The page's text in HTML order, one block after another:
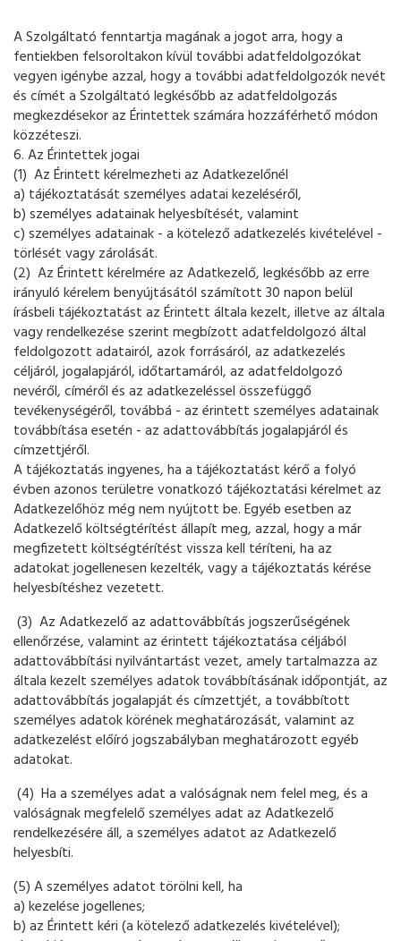
A Szolgáltató fenntartja magának a jogot arra, hogy a
fentiekben felsoroltakon kívül további adatfeldolgozókat
vegyen igénybe azzal, hogy a további adatfeldolgozók nevét
és címét a Szolgáltató legkésőbb az adatfeldolgozás
megkezdésekor az Érintettek számára hozzáférhető módon
közzéteszi.
6. Az Érintettek jogai
(1) Az Érintett kérelmezheti az Adatkezelőnél
a) tájékoztatását személyes adatai kezeléséről,
b) személyes adatainak helyesbítését, valamint
c) személyes adatainak - a kötelező adatkezelés kivételével -
törlését vagy zárolását.
(2) Az Érintett kérelmére az Adatkezelő, legkésőbb az erre
irányuló kérelem benyújtásától számított 30 napon belül
írásbeli tájékoztatást az Érintett általa kezelt, illetve az általa
vagy rendelkezése szerint megbízott adatfeldolgozó által
feldolgozott adatairól, azok forrásáról, az adatkezelés
céljáról, jogalapjáról, időtartamáról, az adatfeldolgozó
nevéről, címéről és az adatkezeléssel összefüggő
tevékenységéről, továbbá - az érintett személyes adatainak
továbbítása esetén - az adattovábbítás jogalapjáról és
címzettjéről.
A tájékoztatás ingyenes, ha a tájékoztatást kérő a folyó
évben azonos területre vonatkozó tájékoztatási kérelmet az
Adatkezelőhöz még nem nyújtott be. Egyéb esetben az
Adatkezelő költségtérítést állapít meg, azzal, hogy a már
megfizetett költségtérítést vissza kell téríteni, ha az
adatokat jogellenesen kezelték, vagy a tájékoztatás kérése
helyesbítéshez vezetett.
(3) Az Adatkezelő az adattovábbítás jogszerűségének
ellenőrzése, valamint az érintett tájékoztatása céljából
adattovábbítási nyilvántartást vezet, amely tartalmazza az
általa kezelt személyes adatok továbbításának időpontját, az
adattovábbítás jogalapját és címzettjét, a továbbított
személyes adatok körének meghatározását, valamint az
adatkezelést előíró jogszabályban meghatározott egyéb
adatokat.
(4) Ha a személyes adat a valóságnak nem felel meg, és a
valóságnak megfelelő személyes adat az Adatkezelő
rendelkezésére áll, a személyes adatot az Adatkezelő
helyesbíti.
(5) A személyes adatot törölni kell, ha
a) kezelése jogellenes;
b) az Érintett kéri (a kötelező adatkezelés kivételével);